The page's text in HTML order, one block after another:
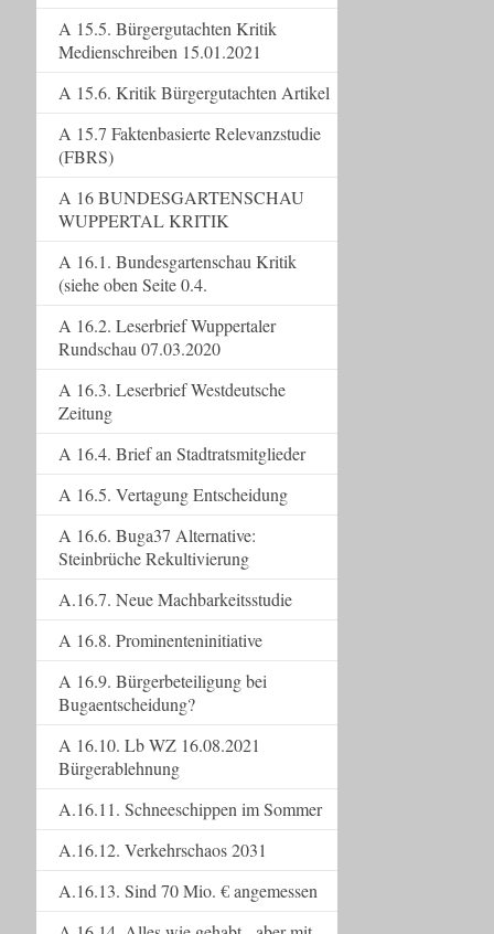
A 15.5. Bürgergutachten Kritik
Medienschreiben 15.01.2021
A 15.6. Kritik Bürgergutachten Artikel
A 15.7 Faktenbasierte Relevanzstudie
(FBRS)
A 16 BUNDESGARTENSCHAU
WUPPERTAL KRITIK
A 16.1. Bundesgartenschau Kritik
(siehe oben Seite 0.4.
A 16.2. Leserbrief Wuppertaler
Rundschau 07.03.2020
A 16.3. Leserbrief Westdeutsche
Zeitung
A 16.4. Brief an Stadtratsmitglieder
A 16.5. Vertagung Entscheidung
A 16.6. Buga37 Alternative:
Steinbrüche Rekultivierung
A.16.7. Neue Machbarkeitsstudie
A 16.8. Prominenteninitiative
A 16.9. Bürgerbeteiligung bei
Bugaentscheidung?
A 16.10. Lb WZ 16.08.2021
Bürgerablehnung
A.16.11. Schneeschippen im Sommer
A.16.12. Verkehrschaos 2031
A.16.13. Sind 70 Mio. € angemessen